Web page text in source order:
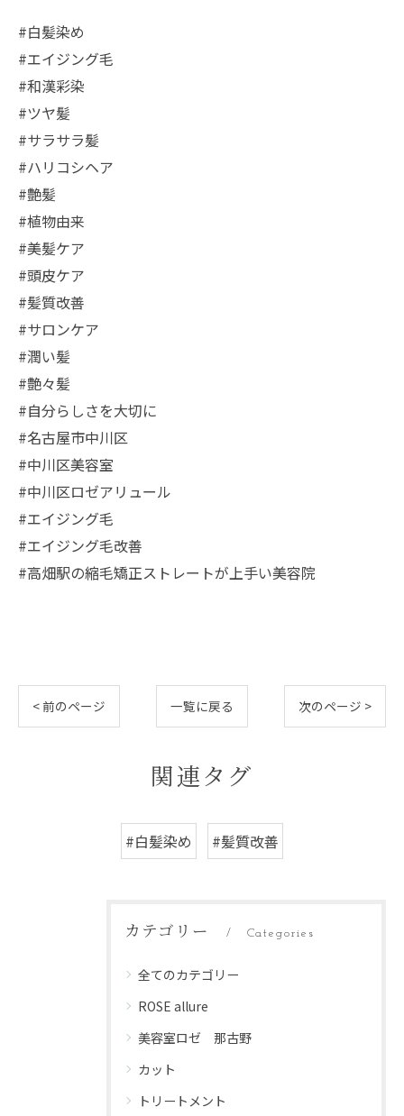
#白髪染め
#エイジング毛
#和漢彩染
#ツヤ髪
#サラサラ髪
#ハリコシヘア
#艶髪
#植物由来
#美髪ケア
#頭皮ケア
#髪質改善
#サロンケア
#潤い髪
#艶々髪
#自分らしさを大切に
#名古屋市中川区
#中川区美容室
#中川区ロゼアリュール
#エイジング毛
#エイジング毛改善
#高畑駅の縮毛矯正ストレートが上手い美容院
< 前のページ 一覧に戻る 次のページ >
関連タグ
#白髪染め #髪質改善
カテゴリー Categories
全てのカテゴリー
ROSE allure
美容室ロゼ 那古野
カット
トリートメント